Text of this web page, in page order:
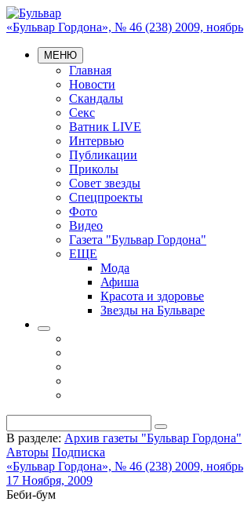
«Бульвар Гордона», № 46 (238) 2009, ноябрь
МЕНЮ
Главная
Новости
Скандалы
Секс
Ватник LIVE
Интервью
Публикации
Приколы
Совет звезды
Спецпроекты
Фото
Видео
Газета "Бульвар Гордона"
ЕЩЕ
Мода
Афиша
Красота и здоровье
Звезды на Бульваре
В разделе: Архив газеты "Бульвар Гордона"
Авторы Подписка
«Бульвар Гордона», № 46 (238) 2009, ноябрь
17 Ноября, 2009
Беби-бум